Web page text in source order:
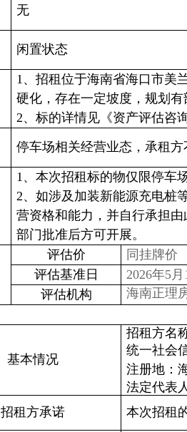
无
闲置状态
1、招租位于海南省海口市美
硬化，存在一定坡度，规划
2、标的详情见《资产评估咨
停车场相关经营业态，承租
1、本次招租标的物仅限停车
2、如涉及加装新能源充电桩
营资格和能力，并自行承担
部门批准后方可开展。
评估价
同挂牌价
评估基准日
2026年5
评估机构
海南正理
基本情况
招租方名
统一社会
注册地：
法定代表
招租方承诺
本次招租